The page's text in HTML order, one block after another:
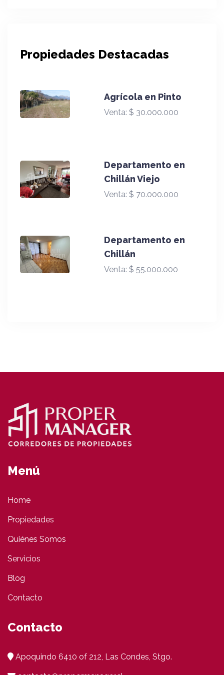
Propiedades Destacadas
Agrícola en Pinto
Venta:$ 30.000.000
Departamento en
Chillán Viejo
Venta:$ 70.000.000
Departamento en
Chillán
Venta:$ 55.000.000
Menú
Home
Propiedades
Quiénes Somos
Servicios
Blog
Contacto
Contacto
Apoquindo 6410 of 212, Las Condes, Stgo.